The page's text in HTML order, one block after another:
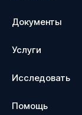
Документы
Услуги
Исследовать
Помощь